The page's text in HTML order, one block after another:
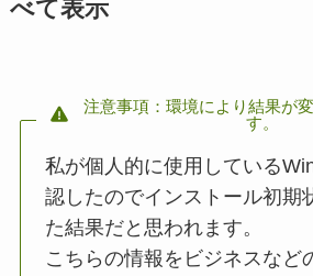
べて表示
注意事項：環境により結果が
す。
私が個人的に使用している
認したのでインストール初期
た結果だと思われます。
こちらの情報をビジネスなど